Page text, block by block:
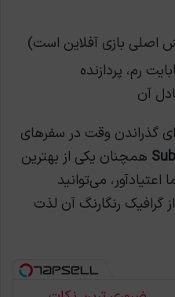
اصلی بازی آفلاین است)
رم، پردازنده
گذراندن وقت در سفرهای
همچنان یکی از بهترین
می‌توانید
گرافیک رنگارنگ آن لذت